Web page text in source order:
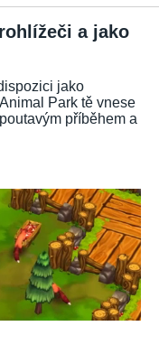
a jako
jako
Park tě vnese
příběhem a